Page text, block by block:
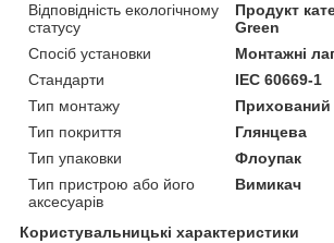
Відповідність екологічному
статусу
Продукт
Green
Спосіб установки
Монтажні
Стандарти
IEC 60669-1
Тип монтажу
Прихований
Тип покриття
Глянцева
Тип упаковки
Флоупак
Тип пристрою або його
аксесуарів
Вимикач
Користувальницькі характеристики